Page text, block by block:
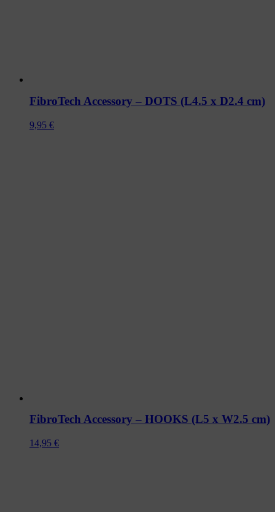
FibroTech Accessory – DOTS (L4.5 x D2.4 cm)
9,95 €
FibroTech Accessory – HOOKS (L5 x W2.5 cm)
14,95 €